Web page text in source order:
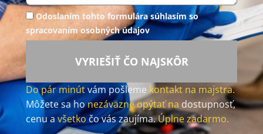
Odoslaním tohto formulára súhlasím so
spracovaním osobných údajov
VYRIEŠIŤ ČO NAJSKÔR
Do pár minútvám pošleme kontakt na majstra.
Môžete sa honezáväzne opýtať na dostupnosť,
cenu avšetkočo vás zaujíma.Úplne zadarmo.